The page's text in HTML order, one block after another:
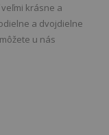
krásne a
a dvojdielne
u nás